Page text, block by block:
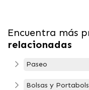
Encuentra más
relacionadas
Paseo
Bolsas y